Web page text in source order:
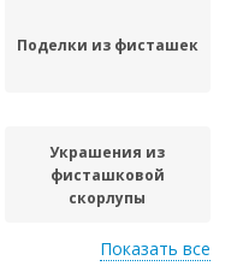
Поделки из фисташек
Украшения из
фисташковой
скорлупы
Показать все